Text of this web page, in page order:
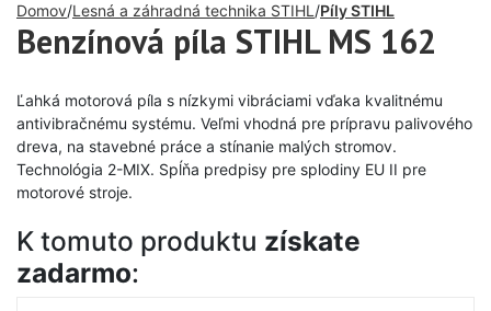
Domov Lesná a záhradná technika STIHL Píly STIHL
Benzínová píla STIHL MS 162
Ľahká motorová píla s nízkymi vibráciami vďaka kvalitnému
antivibračnému systému. Veľmi vhodná pre prípravu palivového
dreva, na stavebné práce a stínanie malých stromov.
Technológia 2-MIX. Spĺňa predpisy pre splodiny EU II pre
motorové stroje.
K tomuto produktu získate
zadarmo: